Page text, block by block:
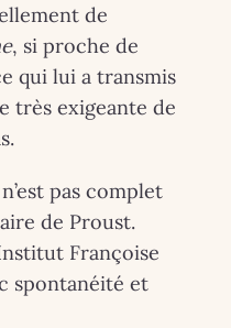
de
, si proche de
qui lui a transmis
très exigeante de
pas complet
de Proust.
Françoise
spontanéité et